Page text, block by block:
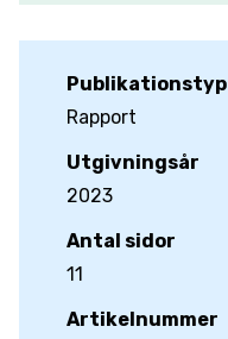
Publikationstyp
Rapport
Utgivningsår
2023
Antal sidor
11
Artikelnummer